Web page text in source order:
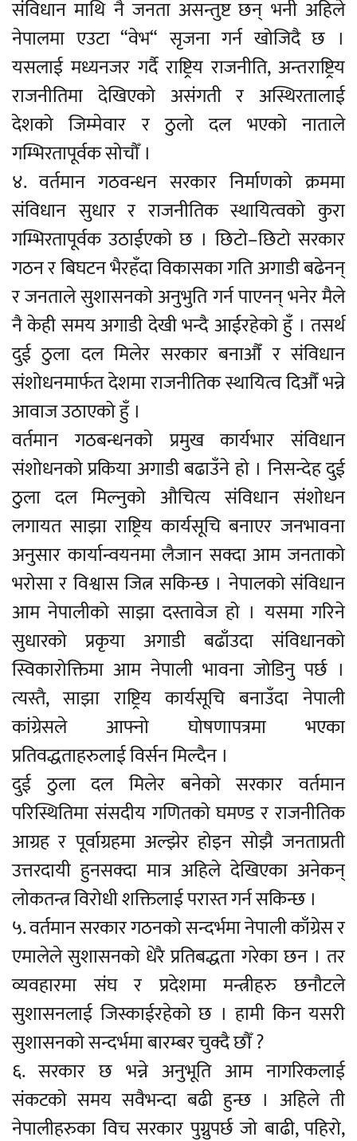
संविधान माथि नै जनता असन्तुष्ट छन् भनी अहिले
नेपालमा एउटा “वेभ“ सृजना गर्न खोजिदै छ ।
यसलाई मध्यनजर गर्दै राष्ट्रिय राजनीति, अन्तराष्ट्रिय
राजनीतिमा देखिएको असंगती र अस्थिरतालाई
देशको जिम्मेवार र ठुलो दल भएको नाताले
गम्भिरतापूर्वक सोचौँ ।
४. वर्तमान गठवन्धन सरकार निर्माणको क्रममा
संविधान सुधार र राजनीतिक स्थायित्वको कुरा
गम्भिरतापूर्वक उठाईएको छ । छिटो–छिटो सरकार
गठन र बिघटन भैरहँदा विकासका गति अगाडी बढेनन्
र जनताले सुशासनको अनुभुति गर्न पाएनन् भनेर मैले
नै केही समय अगाडी देखी भन्दै आईरहेको हुँ । तसर्थ
दुई ठुला दल मिलेर सरकार बनाऔँ र संविधान
संशोधनमार्फत देशमा राजनीतिक स्थायित्व दिऔँ भन्ने
आवाज उठाएको हुँ ।
वर्तमान गठबन्धनको प्रमुख कार्यभार संविधान
संशोधनको प्रकिया अगाडी बढाउँने हो । निसन्देह दुई
ठुला दल मिल्नुको औचित्य संविधान संशोधन
लगायत साझा राष्ट्रिय कार्यसूचि बनाएर जनभावना
अनुसार कार्यान्वयनमा लैजान सक्दा आम जनताको
भरोसा र विश्वास जित्न सकिन्छ । नेपालको संविधान
आम नेपालीको साझा दस्तावेज हो । यसमा गरिने
सुधारको प्रकृया अगाडी बढाँउदा संविधानको
स्विकारोक्तिमा आम नेपाली भावना जोडिनु पर्छ ।
त्यस्तै, साझा राष्ट्रिय कार्यसूचि बनाउँदा नेपाली
कांग्रेसले आफ्नो घोषणापत्रमा भएका
प्रतिवद्धताहरुलाई विर्सन मिल्दैन ।
दुई ठुला दल मिलेर बनेको सरकार वर्तमान
परिस्थितिमा संसदीय गणितको घमण्ड र राजनीतिक
आग्रह र पूर्वाग्रहमा अल्झेर होइन सोझै जनताप्रती
उत्तरदायी हुनसक्दा मात्र अहिले देखिएका अनेकन्
लोकतन्त्र विरोधी शक्तिलाई परास्त गर्न सकिन्छ ।
५. वर्तमान सरकार गठनको सन्दर्भमा नेपाली काँग्रेस र
एमालेले सुशासनको धेरै प्रतिबद्धता गरेका छन । तर
व्यवहारमा संघ र प्रदेशमा मन्त्रीहरु छनौटले
सुशासनलाई जिस्काईरहेको छ । हामी किन यसरी
सुशासनको सन्दर्भमा बारम्बर चुक्दै छौँ ?
६. सरकार छ भन्ने अनुभूति आम नागरिकलाई
संकटको समय सवैभन्दा बढी हुन्छ । अहिले ती
नेपालीहरुका विच सरकार पुग्नुपर्छ जो बाढी, पहिरो,